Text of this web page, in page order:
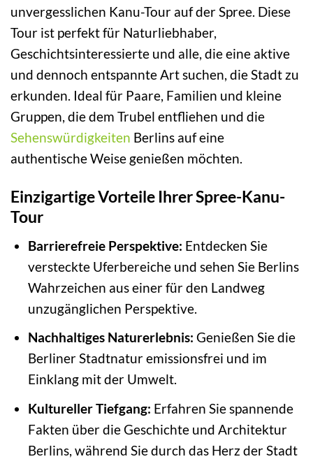
unvergesslichen Kanu-Tour auf der Spree. Diese
Tour ist perfekt für Naturliebhaber,
Geschichtsinteressierte und alle, die eine aktive
und dennoch entspannte Art suchen, die Stadt zu
erkunden. Ideal für Paare, Familien und kleine
Gruppen, die dem Trubel entfliehen und die
Sehenswürdigkeiten Berlins auf eine
authentische Weise genießen möchten.
Einzigartige Vorteile Ihrer Spree-Kanu-
Tour
Barrierefreie Perspektive: Entdecken Sie
versteckte Uferbereiche und sehen Sie Berlins
Wahrzeichen aus einer für den Landweg
unzugänglichen Perspektive.
Nachhaltiges Naturerlebnis: Genießen Sie die
Berliner Stadtnatur emissionsfrei und im
Einklang mit der Umwelt.
Kultureller Tiefgang: Erfahren Sie spannende
Fakten über die Geschichte und Architektur
Berlins, während Sie durch das Herz der Stadt